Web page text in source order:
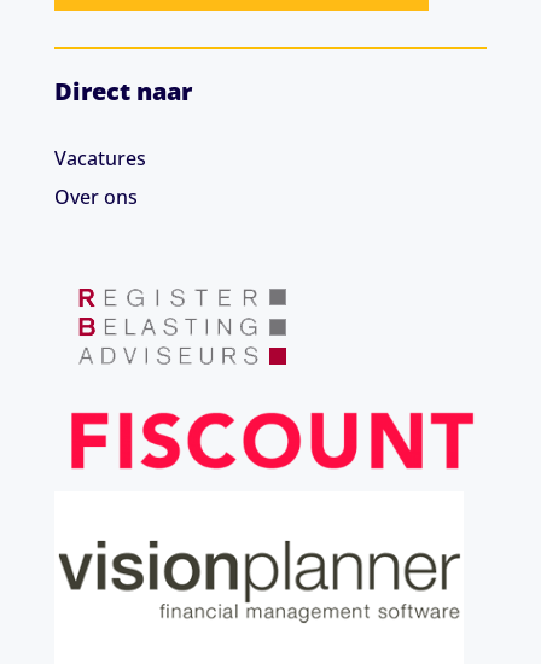
Direct naar
Vacatures
Over ons